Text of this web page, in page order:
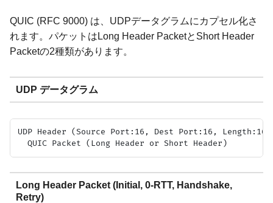
QUIC (RFC 9000) は、UDPデータグラムにカプセル化さ
れます。パケットはLong Header PacketとShort Header
Packetの2種類があります。
UDP データグラム
UDP Header (Source Port:16, Dest Port:16, Length:16,
Long Header Packet (Initial, 0-RTT, Handshake,
Retry)